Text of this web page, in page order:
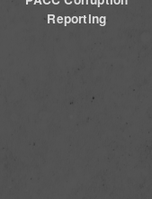
Reporting